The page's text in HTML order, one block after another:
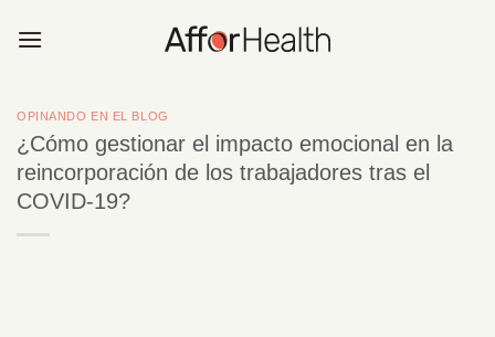
OPINANDO EN EL BLOG
¿Cómo gestionar el impacto emocional en la
reincorporación de los trabajadores tras el
COVID-19?